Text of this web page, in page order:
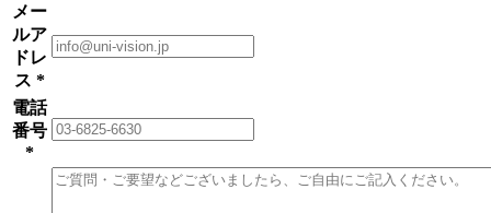
メー
ルア
ドレ
ス *
電話
番号
*